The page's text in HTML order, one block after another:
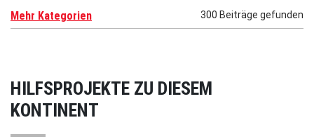
Mehr Kategorien 300 Beiträge gefunden
HILFSPROJEKTE ZU DIESEM
KONTINENT